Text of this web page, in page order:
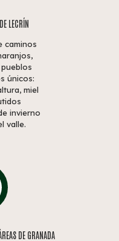
LECRÍN
caminos
únicos:
miel
invierno
valle.
DE GRANADA